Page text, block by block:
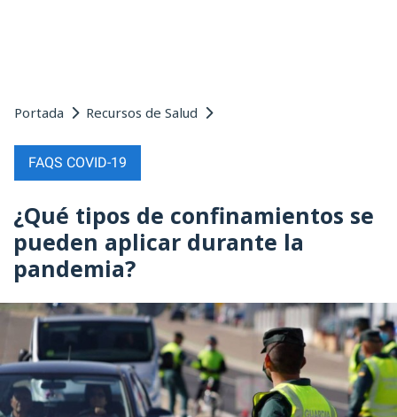
Portada Recursos de Salud
FAQS COVID-19
¿Qué tipos de confinamientos se
pueden aplicar durante la
pandemia?